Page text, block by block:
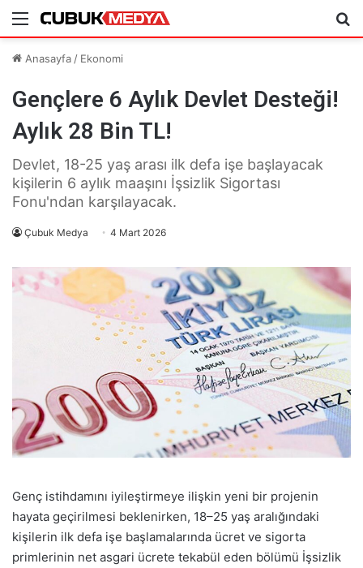
Menü
Anasayfa / Ekonomi
Gençlere 6 Aylık Devlet Desteği!
Aylık 28 Bin TL!
Devlet, 18-25 yaş arası ilk defa işe başlayacak
kişilerin 6 aylık maaşını İşsizlik Sigortası
Fonu'ndan karşılayacak.
Çubuk Medya 4 Mart 2026
Genç istihdamını iyileştirmeye ilişkin yeni bir projenin
hayata geçirilmesi beklenirken, 18–25 yaş aralığındaki
kişilerin ilk defa işe başlamalarında ücret ve sigorta
primlerinin net asgari ücrete tekabül eden bölümü İşsizlik